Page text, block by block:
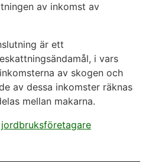
av inkomst av
är ett
i vars
av skogen och
av dessa inkomster räknas
mellan makarna.